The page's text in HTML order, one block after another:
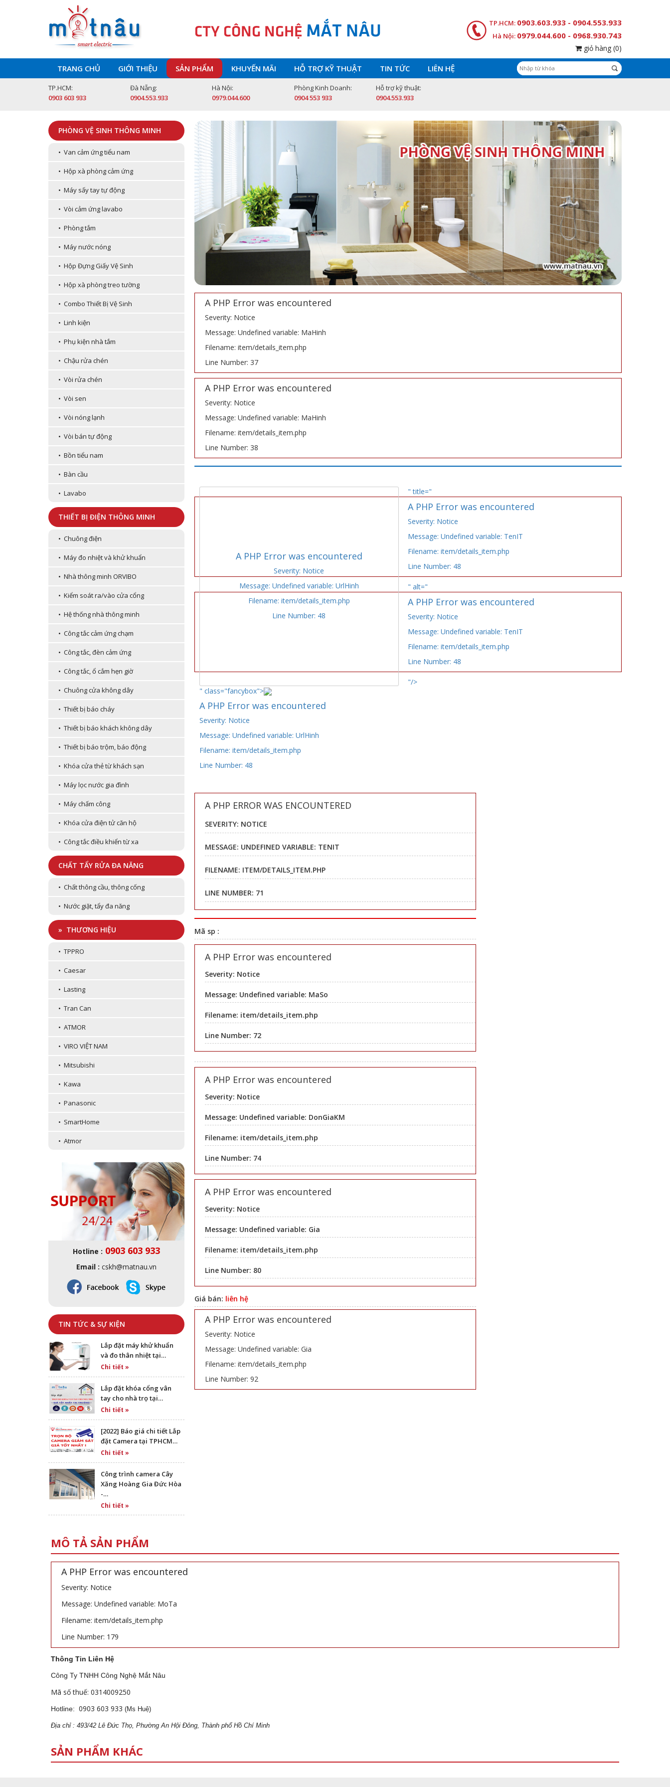
CTY CÔNG NGHỆ MẮT NÂU TP.HCM: 0903.603.933 - 0904.553.933
Hà Nội: 0979.044.600 - 0968.930.743
giỏ hàng (0)
TRANG CHỦ GIỚI THIỆU SẢN PHẨM KHUYẾN MÃI HỖ TRỢ KỸ THUẬT TIN TỨC LIÊN HỆ
TP.HCM:
0903 603 933
Đà Nẵng:
0904.553.933
Hà Nội:
0979.044.600
Phòng Kinh Doanh:
0904 553 933
Hỗ trợ kỹ thuật:
0904.553.933
PHÒNG VỆ SINH THÔNG MINH
• Van cảm ứng tiểu nam
• Hộp xà phòng cảm ứng
• Máy sấy tay tự động
• Vòi cảm ứng lavabo
• Phòng tắm
• Máy nước nóng
• Hộp Đựng Giấy Vệ Sinh
• Hộp xà phòng treo tường
• Combo Thiết Bị Vệ Sinh
• Linh kiện
• Phụ kiện nhà tắm
• Chậu rửa chén
• Vòi rửa chén
• Vòi sen
• Vòi nóng lạnh
• Vòi bán tự động
• Bồn tiểu nam
• Bàn cầu
• Lavabo
THIẾT BỊ ĐIỆN THÔNG MINH
• Chuông điện
• Máy đo nhiệt và khử khuẩn
• Nhà thông minh ORVIBO
• Kiểm soát ra/vào cửa cổng
• Hệ thống nhà thông minh
• Công tắc cảm ứng chạm
• Công tắc, đèn cảm ứng
• Công tắc, ổ cắm hẹn giờ
• Chuông cửa không dây
• Thiết bị báo cháy
• Thiết bị báo khách không dây
• Thiết bị báo trộm, báo động
• Khóa cửa thẻ từ khách sạn
• Máy lọc nước gia đình
• Máy chấm công
• Khóa cửa điện tử căn hộ
• Công tắc điều khiển từ xa
CHẤT TẨY RỬA ĐA NĂNG
• Chất thông cầu, thông cống
• Nước giặt, tẩy đa năng
» THƯƠNG HIỆU
• TPPRO
• Caesar
• Lasting
• Tran Can
• ATMOR
• VIRO VIỆT NAM
• Mitsubishi
• Kawa
• Panasonic
• SmartHome
• Atmor
Hotline : 0903 603 933
Email : cskh@matnau.vn
TIN TỨC & SỰ KIỆN
Lắp đặt máy khử khuẩn
và đo thân nhiệt tại…
Chi tiết »
Lắp đặt khóa cổng vân
tay cho nhà trọ tại…
Chi tiết »
[2022] Báo giá chi tiết Lắp
đặt Camera tại TPHCM…
Chi tiết »
Công trình camera Cây
Xăng Hoàng Gia Đức Hòa
-…
Chi tiết »
A PHP Error was encountered
Severity: Notice
Message: Undefined variable: MaHinh
Filename: item/details_item.php
Line Number: 37
A PHP Error was encountered
Severity: Notice
Message: Undefined variable: MaHinh
Filename: item/details_item.php
Line Number: 38
A PHP Error was encountered
Severity: Notice
Message: Undefined variable: UrlHinh
Filename: item/details_item.php
Line Number: 48
" class="fancybox">
A PHP Error was encountered
Severity: Notice
Message: Undefined variable: UrlHinh
Filename: item/details_item.php
Line Number: 48
" title="
A PHP Error was encountered
Severity: Notice
Message: Undefined variable: TenIT
Filename: item/details_item.php
Line Number: 48
" alt="
A PHP Error was encountered
Severity: Notice
Message: Undefined variable: TenIT
Filename: item/details_item.php
Line Number: 48
"/>
A PHP ERROR WAS ENCOUNTERED
SEVERITY: NOTICE
MESSAGE: UNDEFINED VARIABLE: TENIT
FILENAME: ITEM/DETAILS_ITEM.PHP
LINE NUMBER: 71
Mã sp :
A PHP Error was encountered
Severity: Notice
Message: Undefined variable: MaSo
Filename: item/details_item.php
Line Number: 72
A PHP Error was encountered
Severity: Notice
Message: Undefined variable: DonGiaKM
Filename: item/details_item.php
Line Number: 74
A PHP Error was encountered
Severity: Notice
Message: Undefined variable: Gia
Filename: item/details_item.php
Line Number: 80
Giá bán: liên hệ
A PHP Error was encountered
Severity: Notice
Message: Undefined variable: Gia
Filename: item/details_item.php
Line Number: 92
MÔ TẢ SẢN PHẨM
A PHP Error was encountered
Severity: Notice
Message: Undefined variable: MoTa
Filename: item/details_item.php
Line Number: 179
Thông Tin Liên Hệ
Công Ty TNHH Công Nghệ Mắt Nâu
Mã số thuế: 0314009250
Hotline: 0903 603 933 (Ms Huệ)
Địa chỉ : 493/42 Lê Đức Thọ, Phường An Hội Đông, Thành phố Hồ Chí Minh
SẢN PHẨM KHÁC